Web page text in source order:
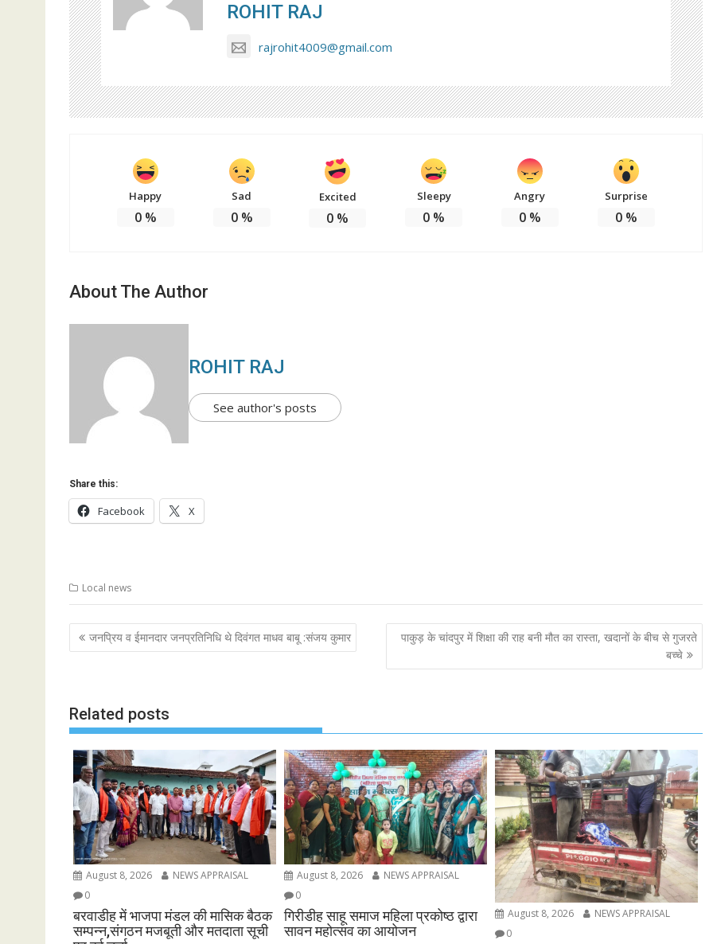
ROHIT RAJ
rajrohit4009@gmail.com
Happy
0%
Sad
0%
Excited
0 %
Sleepy
0 %
Angry
0%
Surprise
0%
About The Author
ROHIT RAJ
See author's posts
Share this:
Facebook X
Local news
Post
navigation
जनप्रिय व ईमानदार जनप्रतिनिधि थे दिवंगत माधव बाबू :संजय कुमार
पाकुड़ के चांदपुर में शिक्षा की राह बनी मौत का रास्ता, खदानों के बीच से गुजरते
बच्चे
Related posts
August 8, 2026
NEWS APPRAISAL
0
बरवाडीह में भाजपा मंडल की मासिक बैठक
सम्पन्न,संगठन मजबूती और मतदाता सूची
August 8, 2026
NEWS APPRAISAL
0
गिरीडीह साहू समाज महिला प्रकोष्ठ द्वारा
सावन महोत्सव का आयोजन
August 8, 2026
NEWS APPRAISAL
0